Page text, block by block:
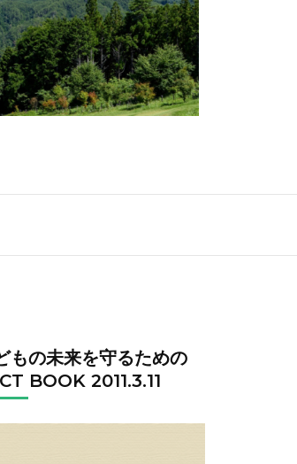
もの未来を守るための
BOOK 2011.3.11